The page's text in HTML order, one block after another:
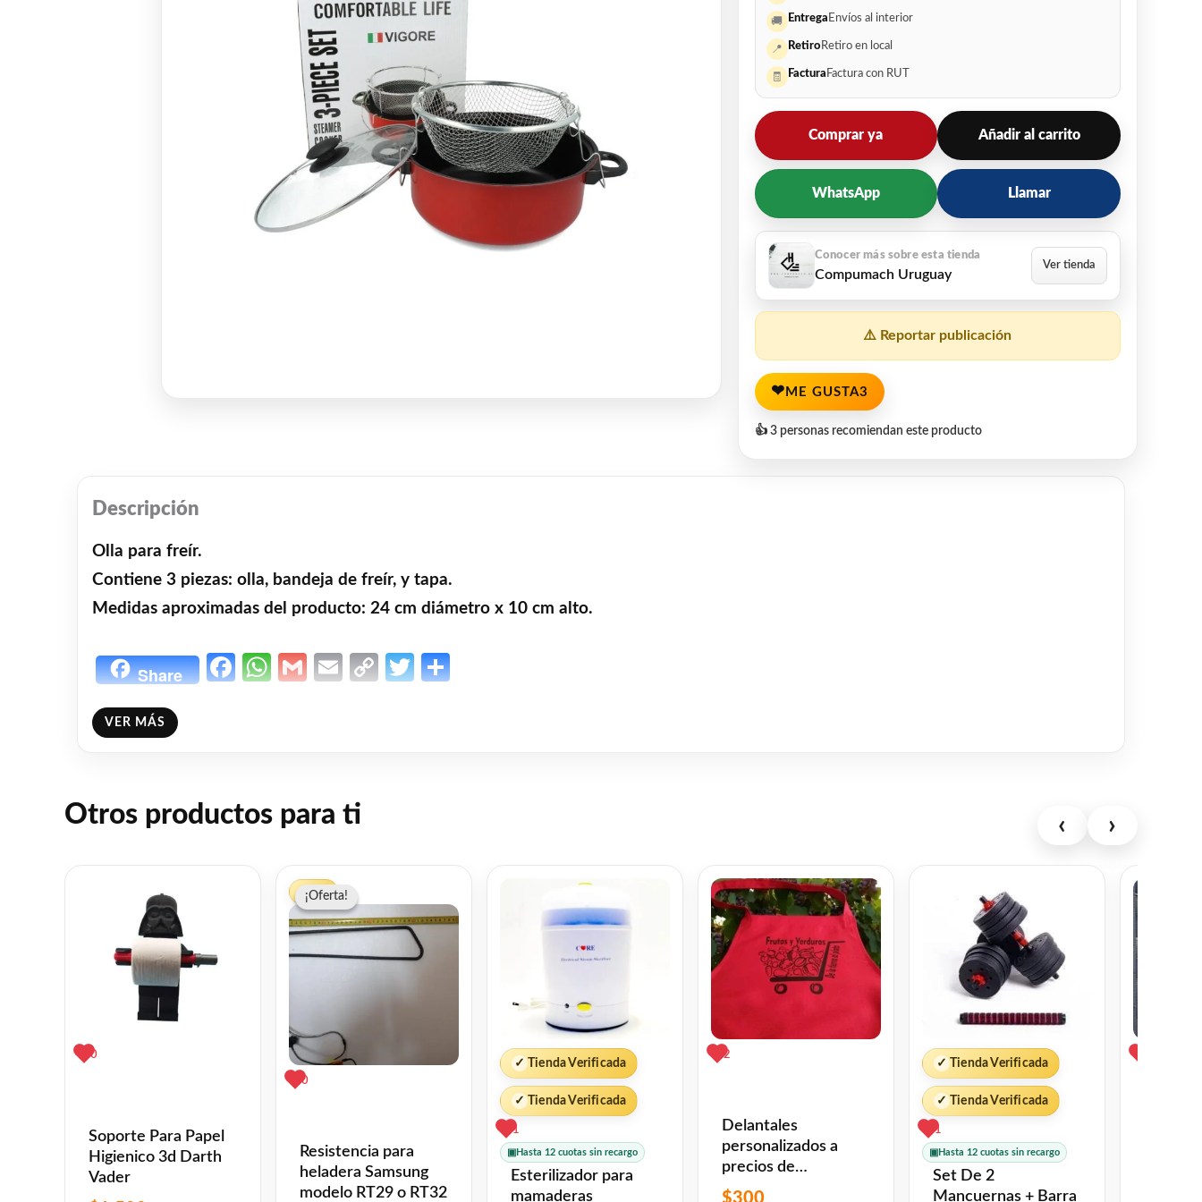
🚚 Entrega Envíos al interior
📍 Retiro Retiro en local
🧾 Factura Factura con RUT
Comprar ya Añadir al carrito
WhatsApp Llamar
Compumach Uruguay
⚠️ Reportar publicación
❤ ME GUSTA3
👍 3 personas recomiendan este producto
Descripción
Olla para freír.
Contiene 3 piezas: olla, bandeja de freír, y tapa.
Medidas aproximadas del producto: 24 cm diámetro x 10 cm alto.
Share Facebook
WhatsApp
GmailEmailCopyTwitter
❤ME GUSTA
VER MÁS
Otros productos para ti ‹ ›
0
Soporte Para Papel
Higienico 3d Darth
Vader
¡Oferta!
-10%
0
¡Oferta!
Resistencia para
heladera Samsung
modelo RT29 o RT32
precio
original
precio
actual
es:
✓ Tienda Verificada
✓ Tienda Verificada
1
▣Hasta 12 cuotas sin recargo
Esterilizador para
mamaderas
2
Delantales
personalizados a
precios de
liquidacion
$300
✓ Tienda Verificada
✓ Tienda Verificada
1
▣Hasta 12 cuotas sin recargo
Set De 2
Mancuernas + Barra